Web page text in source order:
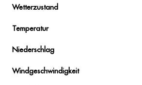
Wetterzustand
Temperatur
Niederschlag
Windgeschwindigkeit